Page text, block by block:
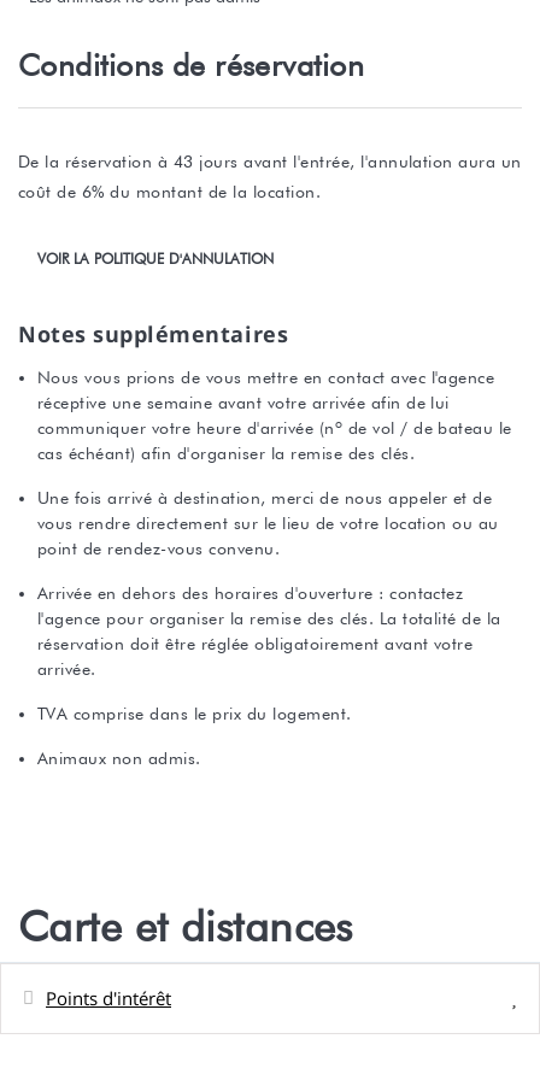
Conditions de réservation
De la réservation à 43 jours avant l'entrée, l'annulation aura un
coût de 6% du montant de la location.
VOIR LA POLITIQUE D'ANNULATION
Notes supplémentaires
Nous vous prions de vous mettre en contact avec l'agence
réceptive une semaine avant votre arrivée afin de lui
communiquer votre heure d'arrivée (nº de vol / de bateau le
cas échéant) afin d'organiser la remise des clés.
Une fois arrivé à destination, merci de nous appeler et de
vous rendre directement sur le lieu de votre location ou au
point de rendez-vous convenu.
Arrivée en dehors des horaires d'ouverture : contactez
l'agence pour organiser la remise des clés. La totalité de la
réservation doit être réglée obligatoirement avant votre
arrivée.
TVA comprise dans le prix du logement.
Animaux non admis.
Carte et distances
Points d'intérêt